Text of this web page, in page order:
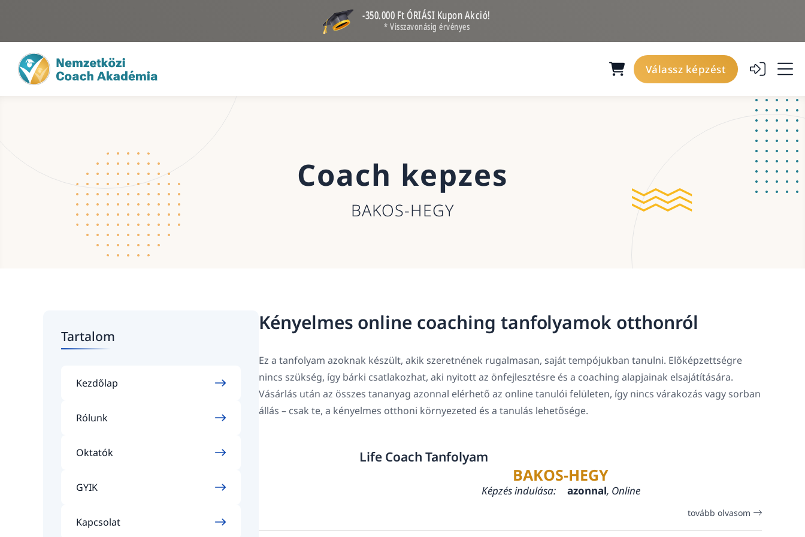
-350.000 Ft ÓRIÁSI Kupon Akció!
* Visszavonásig érvényes
Válassz képzést
Coach kepzes
BAKOS-HEGY
Tartalom
Kezdőlap
Rólunk
Oktatók
GYIK
Kapcsolat
Kényelmes online coaching tanfolyamok otthonról
Ez a tanfolyam azoknak készült, akik szeretnének rugalmasan, saját tempójukban tanulni. Előképzettségre
nincs szükség, így bárki csatlakozhat, aki nyitott az önfejlesztésre és a coaching alapjainak elsajátítására.
Vásárlás után az összes tananyag azonnal elérhető az online tanulói felületen, így nincs várakozás vagy sorban
állás – csak te, a kényelmes otthoni környezeted és a tanulás lehetősége.
Life Coach Tanfolyam
BAKOS-HEGY
Képzés indulása: azonnal, Online
tovább olvasom